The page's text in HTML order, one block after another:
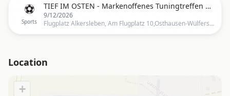
⚽
Sports
TIEF IM OSTEN - Markenoffenes Tuningtreffen by Gas.Krank
9/12/2026
Flugplatz Alkersleben, Am Flugplatz 10,Osthausen-Wülfershausen, Erfurt
Location
+